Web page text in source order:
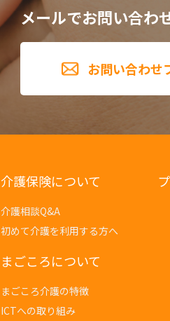
メールでお問い合わ
お問い合わせ
介護保険について
介護相談Q&A
初めて介護を利用する方へ
まごころについて
まごころ介護の特徴
ICTへの取り組み